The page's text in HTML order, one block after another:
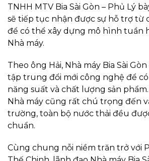
TNHH MTV Bia Sài Gòn – Phủ Lý
sẽ tiếp tục nhận được sự hỗ trợ từ
để có thể xây dựng mô hình tuần
Nhà máy.
Theo ông Hải, Nhà máy Bia Sài
tập trung đổi mới công nghệ để
năng suất và chất lượng sản
Nhà máy cũng rất chú trọng đến
trường, toàn bộ nước thải đều
chuẩn.
Cùng chung nỗi niềm trăn trở với